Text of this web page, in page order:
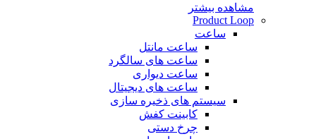
مشاهده بیشتر
Product Loop
ساعت
ساعت مانتل
ساعت های سالگرد
ساعت دیواری
ساعت های دیجیتال
سیستم های ذخیره سازی
کابینت کفش
چرخ دستی